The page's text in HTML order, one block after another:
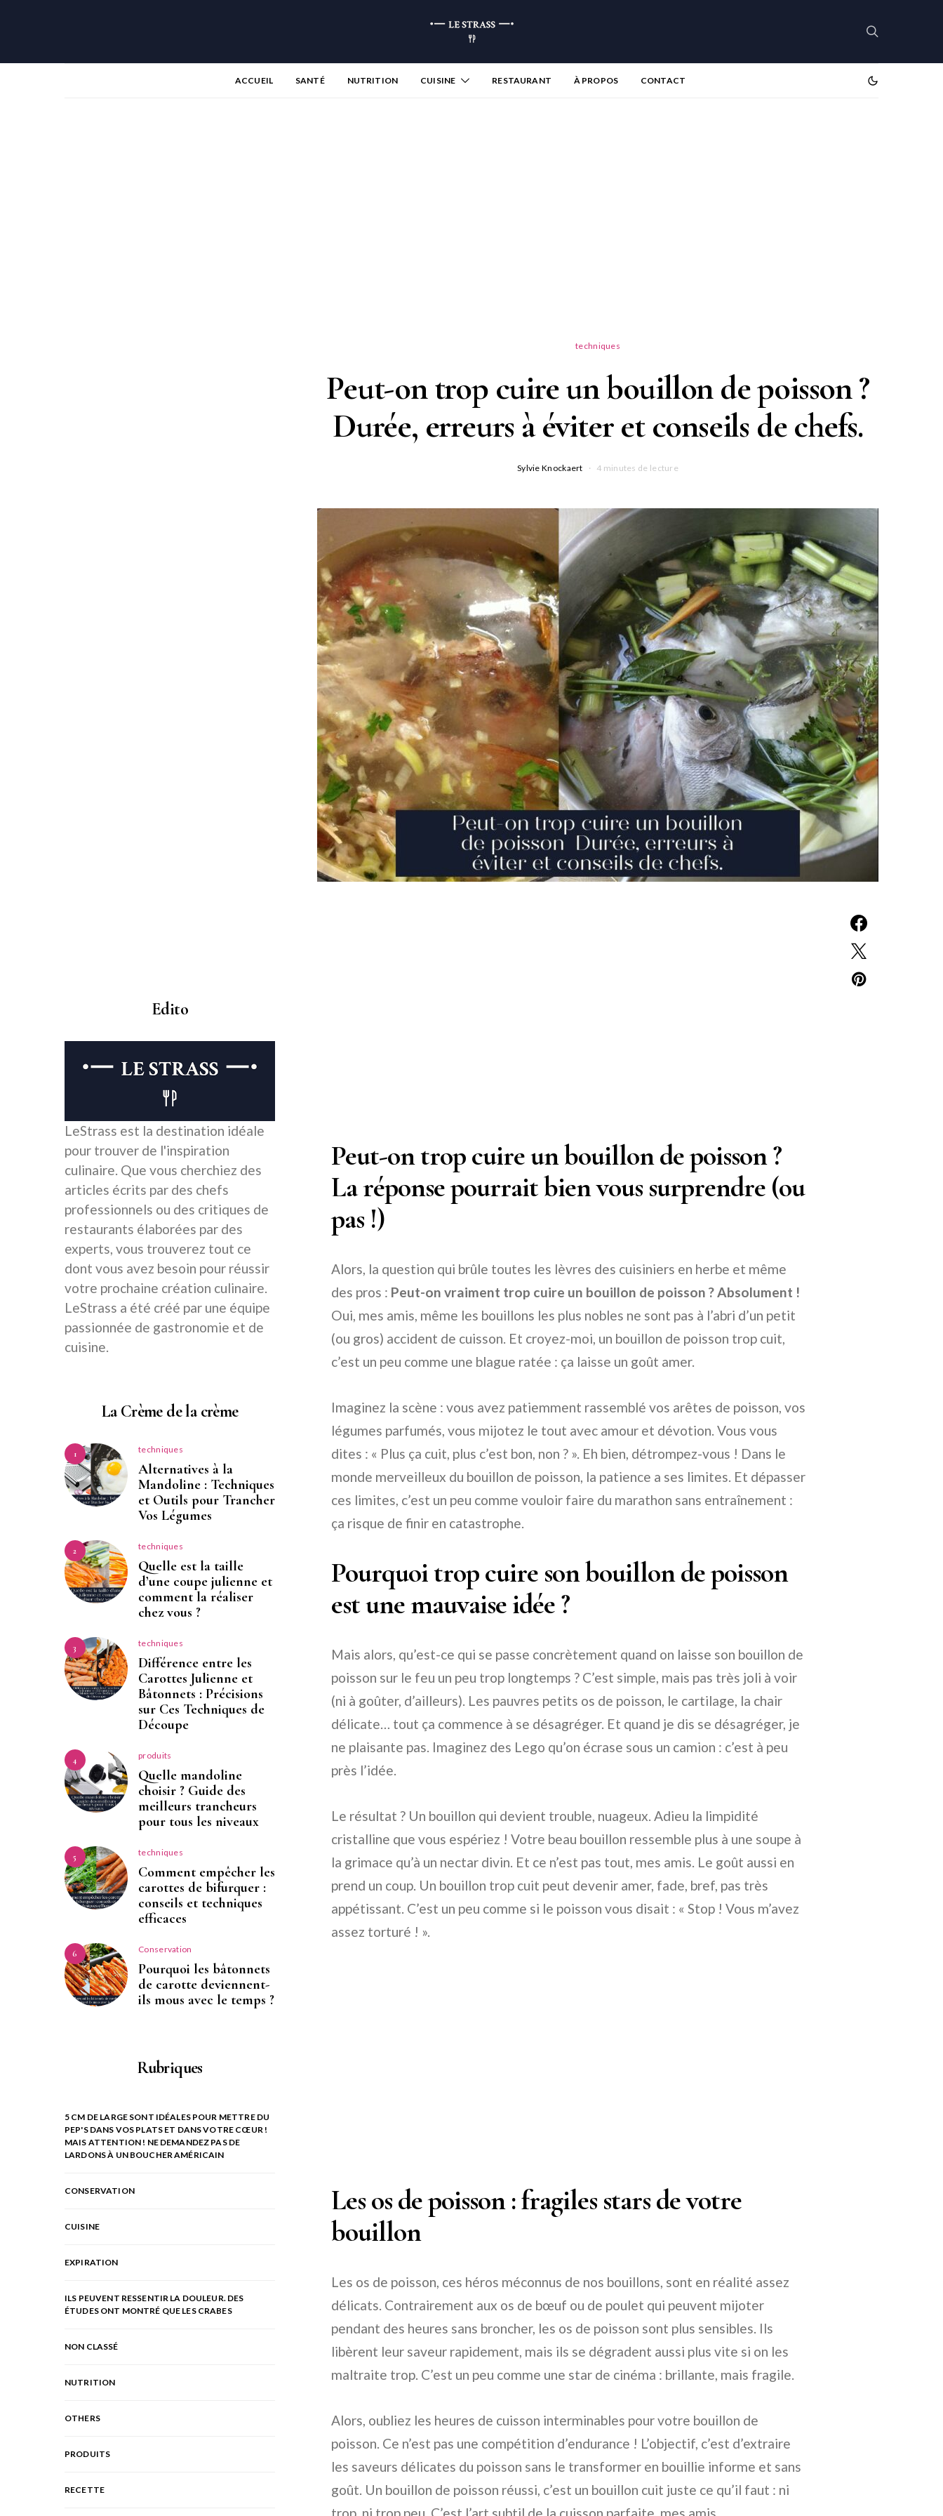
ACCUEIL SANTÉ NUTRITION CUISINE RESTAURANT À PROPOS CONTACT
techniques
Peut-on trop cuire un bouillon de poisson ?
Durée, erreurs à éviter et conseils de chefs.
Sylvie Knockaert 4 minutes de lecture
Peut-on trop cuire un bouillon de poisson ?
La réponse pourrait bien vous surprendre (ou
pas !)
Alors, la question qui brûle toutes les lèvres des cuisiniers en herbe et même
des pros : Peut-on vraiment trop cuire un bouillon de poisson ? Absolument !
Oui, mes amis, même les bouillons les plus nobles ne sont pas à l’abri d’un petit
(ou gros) accident de cuisson. Et croyez-moi, un bouillon de poisson trop cuit,
c’est un peu comme une blague ratée : ça laisse un goût amer.
Imaginez la scène : vous avez patiemment rassemblé vos arêtes de poisson, vos
légumes parfumés, vous mijotez le tout avec amour et dévotion. Vous vous
dites : « Plus ça cuit, plus c’est bon, non ? ». Eh bien, détrompez-vous ! Dans le
monde merveilleux du bouillon de poisson, la patience a ses limites. Et dépasser
ces limites, c’est un peu comme vouloir faire du marathon sans entraînement :
ça risque de finir en catastrophe.
Pourquoi trop cuire son bouillon de poisson
est une mauvaise idée ?
Mais alors, qu’est-ce qui se passe concrètement quand on laisse son bouillon de
poisson sur le feu un peu trop longtemps ? C’est simple, mais pas très joli à voir
(ni à goûter, d’ailleurs). Les pauvres petits os de poisson, le cartilage, la chair
délicate… tout ça commence à se désagréger. Et quand je dis se désagréger, je
ne plaisante pas. Imaginez des Lego qu’on écrase sous un camion : c’est à peu
près l’idée.
Le résultat ? Un bouillon qui devient trouble, nuageux. Adieu la limpidité
cristalline que vous espériez ! Votre beau bouillon ressemble plus à une soupe à
la grimace qu’à un nectar divin. Et ce n’est pas tout, mes amis. Le goût aussi en
prend un coup. Un bouillon trop cuit peut devenir amer, fade, bref, pas très
appétissant. C’est un peu comme si le poisson vous disait : « Stop ! Vous m’avez
assez torturé ! ».
Les os de poisson : fragiles stars de votre
bouillon
Les os de poisson, ces héros méconnus de nos bouillons, sont en réalité assez
délicats. Contrairement aux os de bœuf ou de poulet qui peuvent mijoter
pendant des heures sans broncher, les os de poisson sont plus sensibles. Ils
libèrent leur saveur rapidement, mais ils se dégradent aussi plus vite si on les
maltraite trop. C’est un peu comme une star de cinéma : brillante, mais fragile.
Alors, oubliez les heures de cuisson interminables pour votre bouillon de
poisson. Ce n’est pas une compétition d’endurance ! L’objectif, c’est d’extraire
les saveurs délicates du poisson sans le transformer en bouillie informe et sans
goût. Un bouillon de poisson réussi, c’est un bouillon cuit juste ce qu’il faut : ni
Edito
LeStrass est la destination idéale
pour trouver de l'inspiration
culinaire. Que vous cherchiez des
articles écrits par des chefs
professionnels ou des critiques de
restaurants élaborées par des
experts, vous trouverez tout ce
dont vous avez besoin pour réussir
votre prochaine création culinaire.
LeStrass a été créé par une équipe
passionnée de gastronomie et de
cuisine.
La Crème de la crème
1 techniques
Alternatives à la
Mandoline : Techniques
et Outils pour Trancher
Vos Légumes
2 techniques
Quelle est la taille
d’une coupe julienne et
comment la réaliser
chez vous ?
3 techniques
Différence entre les
Carottes Julienne et
Bâtonnets : Précisions
sur Ces Techniques de
Découpe
4 produits
Quelle mandoline
choisir ? Guide des
meilleurs trancheurs
pour tous les niveaux
5 techniques
Comment empêcher les
carottes de bifurquer :
conseils et techniques
efficaces
6 Conservation
Pourquoi les bâtonnets
de carotte deviennent-
ils mous avec le temps ?
Rubriques
5 CM DE LARGE SONT IDÉALES POUR METTRE DU
PEP'S DANS VOS PLATS ET DANS VOTRE CŒUR !
MAIS ATTENTION ! NE DEMANDEZ PAS DE
LARDONS À UN BOUCHER AMÉRICAIN
CONSERVATION
CUISINE
EXPIRATION
ILS PEUVENT RESSENTIR LA DOULEUR. DES
ÉTUDES ONT MONTRÉ QUE LES CRABES
NON CLASSÉ
NUTRITION
OTHERS
PRODUITS
RECETTE